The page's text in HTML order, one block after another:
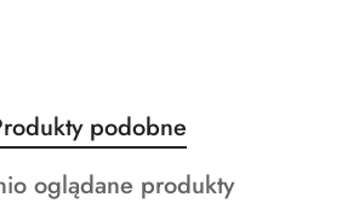
produktówpodobne
oglądane produkty